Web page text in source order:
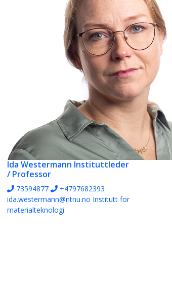
Ida Westermann Instituttleder
/ Professor
73594877
+4797682393
ida.westermann@ntnu.no Institutt for
materialteknologi